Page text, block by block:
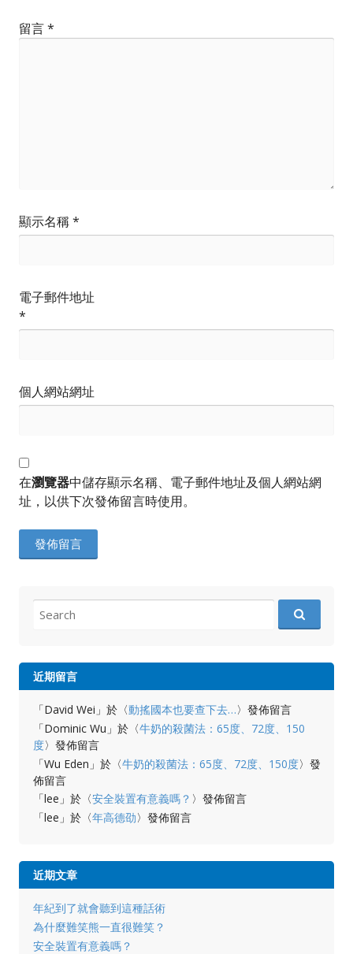
留言*
顯示名稱*
電子郵件地址
*
個人網站網址
在瀏覽器中儲存顯示名稱、電子郵件地址及個人網站網
址，以供下次發佈留言時使用。
for:
近期留言
「David Wei 」於〈動搖國本也要查下去…〉發佈留言
「Dominic Wu 」於〈牛奶的殺菌法：65度、72度、150
度〉發佈留言
「Wu Eden 」於〈牛奶的殺菌法：65度、72度、150度〉發
佈留言
「lee 」於〈安全裝置有意義嗎？ 〉發佈留言
「lee 」於〈年高德劭〉發佈留言
近期文章
年紀到了就會聽到這種話術
為什麼難笑熊一直很難笑？
安全裝置有意義嗎？